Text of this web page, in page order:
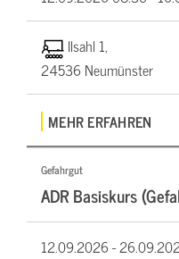
Ilsahl 1,
24536 Neumünster
MEHR ERFAHREN
Gefahrgut
ADR Basiskurs
12.09.2026 -